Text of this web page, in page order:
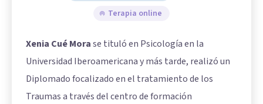
Terapia online
Xenia Cué Morase tituló en Psicología en la
Universidad Iberoamericana y más tarde, realizó un
Diplomado focalizado en el tratamiento de los
Traumas a través del centro de formación